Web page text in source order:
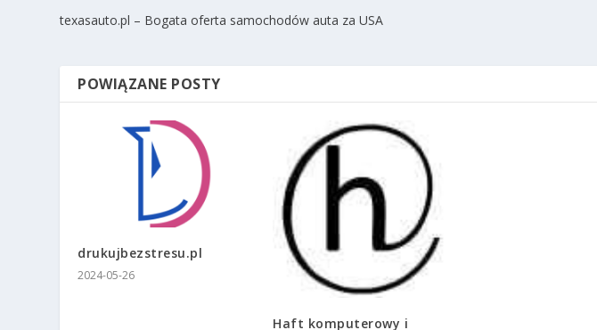
texasauto.pl – Bogata oferta samochodów auta za USA
POWIĄZANE POSTY
drukujbezstresu.pl
2024-05-26
Haft komputerowy i